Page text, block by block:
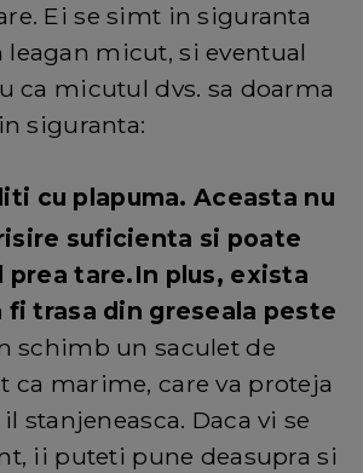
Ei se simt in siguranta
micut, si eventual
ca micutul dvs. sa doarma
siguranta:
cu plapuma. Aceasta nu
suficienta si poate
prea tare.In plus, exista
fi trasa din greseala peste
schimb un saculet de
marime, care va proteja
stanjeneasca. Daca vi se
ii puteti pune deasupra si